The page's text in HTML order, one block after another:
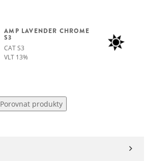
AMP LAVENDER CHROME
S3
CAT S3
VLT 13%
Porovnat produkty